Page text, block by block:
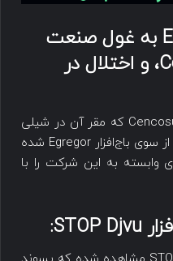
به غول صنعت
، و اختلال در
شرکت خرده‌فروشی چندملیتی Cencosud که مقر آن در شیلی
است، متحمل یک حمله‌ی سایبری از سوی باج‌افزار Egregor شده
وابسته به این شرکت را با
STOP Djvu
: